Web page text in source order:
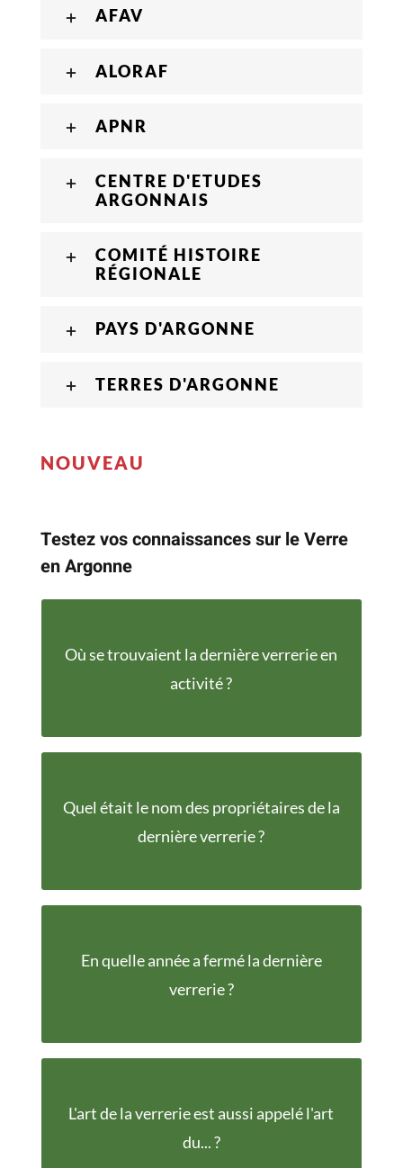
AFAV
ALORAF
APNR
CENTRE D'ETUDES
ARGONNAIS
COMITÉ HISTOIRE
RÉGIONALE
PAYS D'ARGONNE
TERRES D'ARGONNE
NOUVEAU
Testez vos connaissances sur le Verre
en Argonne
Où se trouvaient la dernière verrerie en
activité ?
Les Islettes
Quel était le nom des propriétaires de la
dernière verrerie ?
Du Grandru
En quelle année a fermé la dernière
verrerie ?
1937
L'art de la verrerie est aussi appelé l'art
du... ?
Feu